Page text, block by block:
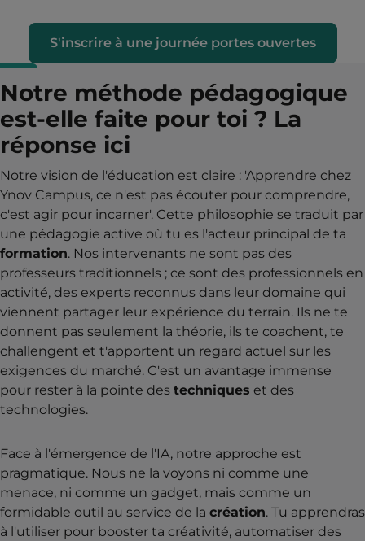
S'inscrire à une journée portes ouvertes
Notre méthode pédagogique
est-elle faite pour toi ? La
réponse ici
Notre vision de l'éducation est claire : 'Apprendre chez
Ynov Campus, ce n'est pas écouter pour comprendre,
c'est agir pour incarner'. Cette philosophie se traduit par
une pédagogie active où tu es l'acteur principal de ta
formation. Nos intervenants ne sont pas des
professeurs traditionnels ; ce sont des professionnels en
activité, des experts reconnus dans leur domaine qui
viennent partager leur expérience du terrain. Ils ne te
donnent pas seulement la théorie, ils te coachent, te
challengent et t'apportent un regard actuel sur les
exigences du marché. C'est un avantage immense
pour rester à la pointe des techniques et des
technologies.
Face à l'émergence de l'IA, notre approche est
pragmatique. Nous ne la voyons ni comme une
menace, ni comme un gadget, mais comme un
formidable outil au service de la création. Tu apprendras
à l'utiliser pour booster ta créativité, automatiser des